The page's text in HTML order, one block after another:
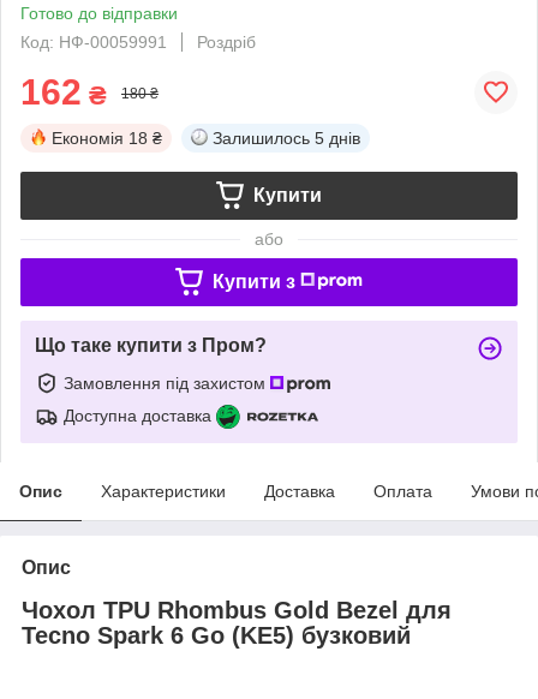
Готово до відправки
Код: НФ-00059991
Роздріб
162 ₴ 180 ₴
Економія 18 ₴ Залишилось 5 днів
Купити
або
Купити з
Що таке купити з Пром?
Замовлення під захистом
Доступна доставка
Опис Характеристики Доставка Оплата Умови
Опис
Чохол TPU Rhombus Gold Bezel для
Tecno Spark 6 Go (KE5) бузковий